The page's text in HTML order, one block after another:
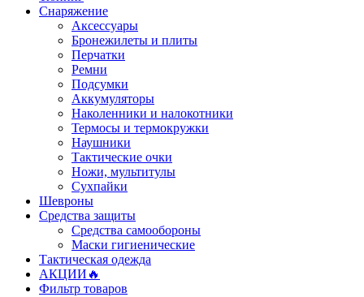
Снаряжение
Аксессуары
Бронежилеты и плиты
Перчатки
Ремни
Подсумки
Аккумуляторы
Наколенники и налокотники
Термосы и термокружки
Наушники
Тактические очки
Ножи, мультитулы
Сухпайки
Шевроны
Средства защиты
Средства самообороны
Маски гигиенические
Тактическая одежда
АКЦИИ🔥
Фильтр товаров